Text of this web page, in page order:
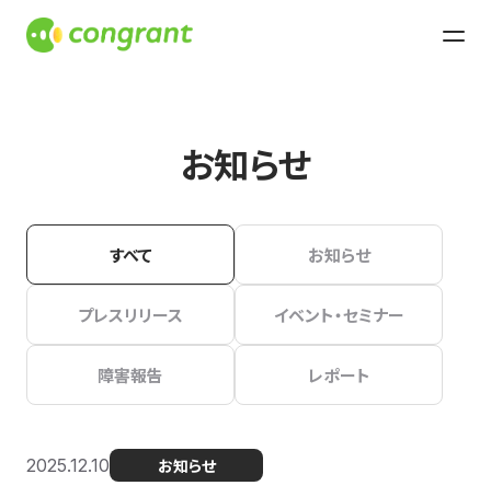
お知らせ
すべて お知らせ
プレスリリース イベント・セミナー
障害報告 レポート
2025.12.10 お知らせ